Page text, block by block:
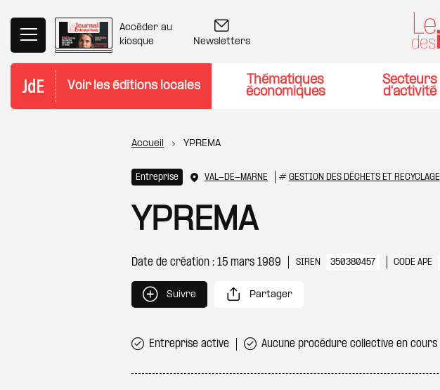
Accéder au
kiosque
Newsletters
Voir les éditions locales
Thématiques
économiques
Secteurs
d'activité
Fil d'Ariane
Accueil YPREMA
Entreprise VAL-DE-MARNE # GESTION DES DÉCHETS ET RECYCLAGE
YPREMA
Date de création : 15 mars 1989 SIREN 350380457 CODE APE
Suivre Partager
Entreprise active Aucune procédure collective en cours